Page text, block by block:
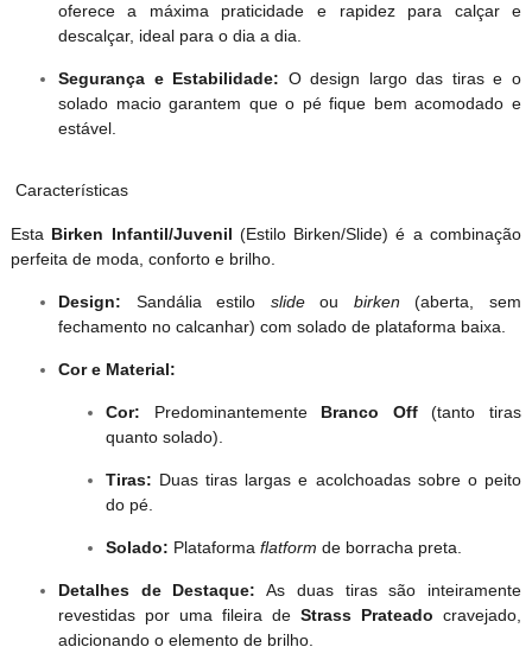
oferece a máxima praticidade e rapidez para calçar e
descalçar, ideal para o dia a dia.
Segurança e Estabilidade: O design largo das tiras e o
solado macio garantem que o pé fique bem acomodado e
estável.
Características
Esta Birken Infantil/Juvenil (Estilo Birken/Slide) é a combinação
perfeita de moda, conforto e brilho.
Design: Sandália estilo slideou birken (aberta, sem
fechamento no calcanhar) com solado de plataforma baixa.
Cor e Material:
Cor: Predominantemente Branco Off(tanto tiras
quanto solado).
Tiras: Duas tiras largas e acolchoadas sobre o peito
do pé.
Solado: Plataforma flatform de borracha preta.
Detalhes de Destaque: As duas tiras são inteiramente
revestidas por uma fileira deStrass Prateado cravejado,
adicionando o elemento de brilho.